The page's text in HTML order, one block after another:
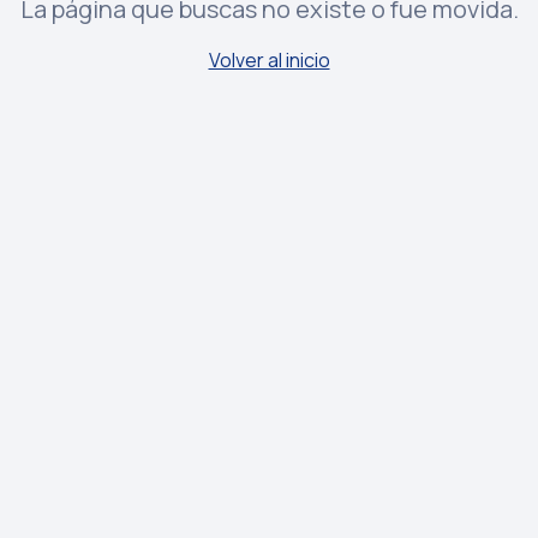
La página que buscas no existe o fue movida.
Volver al inicio